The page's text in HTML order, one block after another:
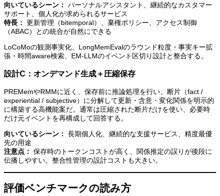
向いているシーン： パーソナルアシスタント、継続的なカスタマー
サポート、個人化が求められるサービス
特長： 更新管理（bitemporal）、棄権ポリシー、アクセス制御
（ABAC）との統合が自然にできる
LoCoMoの観測事実化、LongMemEvalのラウンド粒度・事実キー拡
張・時間aware検索、EM-LLMのイベント区切り設計と整合する。
設計C：オンデマンド生成＋圧縮保存
PREMemやRMMに近く、保存前に推論処理を行い、断片（fact /
experiential / subjective）に分解して更新・含意・変化関係を明示的
に構築する高機能案だ。通常は圧縮された断片だけを使い、必要時
だけ元イベントを再構成して回答する。
向いているシーン： 長期個人化、継続的な支援サービス、精度最優
先の用途
注意点： 保存時のトークンコストが高く、関係推定の誤りが後段に
伝播しやすい。整合性管理の設計コストも大きい。
評価ベンチマークの読み方